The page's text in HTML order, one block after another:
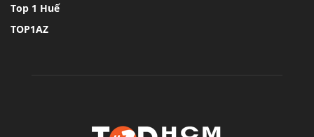
Top 1 Huế
TOP1AZ